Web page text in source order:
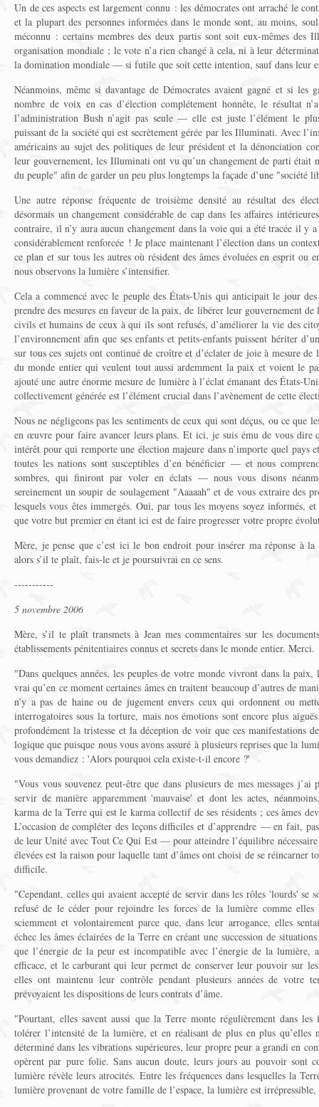
Un de ces aspects est largement connu : les démocrates ont arraché le
et la plupart des personnes informées dans le monde sont, au moins,
méconnu : certains membres des deux partis sont soit eux-mêmes des
organisation mondiale ; le vote n’a rien changé à cela, ni à leur
la domination mondiale — si futile que soit cette intention, sauf dans leur
Néanmoins, même si davantage de Démocrates avaient gagné et si les
nombre de voix en cas d’élection complétement honnête, le résultat
l’administration Bush n’agit pas seule — elle est juste l’élément le
puissant de la société qui est secrètement gérée par les Illuminati. Avec
américains au sujet des politiques de leur président et la dénonciation
leur gouvernement, les Illuminati ont vu qu’un changement de parti était
du peuple" afin de garder un peu plus longtemps la façade d’une "société
Une autre réponse fréquente de troisième densité au résultat des
désormais un changement considérable de cap dans les affaires
contraire, il n’y aura aucun changement dans la voie qui a été tracée il y
considérablement renforcée ! Je place maintenant l’élection dans un
ce plan et sur tous les autres où résident des âmes évoluées en esprit
nous observons la lumière s’intensifier.
Cela a commencé avec le peuple des États-Unis qui anticipait le jour
prendre des mesures en faveur de la paix, de libérer leur gouvernement
civils et humains de ceux à qui ils sont refusés, d’améliorer la vie des
l’environnement afin que ses enfants et petits-enfants puissent hériter
sur tous ces sujets ont continué de croître et d’éclater de joie à mesure de
du monde entier qui veulent tout aussi ardemment la paix et voient le
ajouté une autre énorme mesure de lumière à l’éclat émanant des États-
collectivement générée est l’élément crucial dans l’avènement de cette
Nous ne négligeons pas les sentiments de ceux qui sont déçus, ou ce que
en œuvre pour faire avancer leurs plans. Et ici, je suis ému de vous dire
intérêt pour qui remporte une élection majeure dans n’importe quel pays
toutes les nations sont susceptibles d’en bénéficier — et nous
sombres, qui finiront par voler en éclats — nous vous disons
sereinement un soupir de soulagement "Aaaaah" et de vous extraire des
lesquels vous êtes immergés. Oui, par tous les moyens soyez informés,
que votre but premier en étant ici est de faire progresser votre propre
Mère, je pense que c’est ici le bon endroit pour insérer ma réponse à la
alors s’il te plaît, fais-le et je poursuivrai en ce sens.
-----------
5 novembre 2006
Mère, s’il te plaît transmets à Jean mes commentaires sur les
établissements pénitentiaires connus et secrets dans le monde entier. Merci.
"Dans quelques années, les peuples de votre monde vivront dans la
vrai qu’en ce moment certaines âmes en traitent beaucoup d’autres de
n’y a pas de haine ou de jugement envers ceux qui ordonnent ou
interrogatoires sous la torture, mais nos émotions sont encore plus
profondément la tristesse et la déception de voir que ces manifestations
logique que puisque nous vous avons assuré à plusieurs reprises que la
vous demandiez : 'Alors pourquoi cela existe-t-il encore ?'
"Vous vous souvenez peut-être que dans plusieurs de mes messages
servir de manière apparemment 'mauvaise' et dont les actes,
karma de la Terre qui est le karma collectif de ses résidents ; ces âmes
L’occasion de compléter des leçons difficiles et d’apprendre — en fait,
de leur Unité avec Tout Ce Qui Est — pour atteindre l’équilibre nécessaire
élevées est la raison pour laquelle tant d’âmes ont choisi de se réincarner
difficile.
"Cependant, celles qui avaient accepté de servir dans les rôles 'lourds' se
refusé de le céder pour rejoindre les forces de la lumière comme elles
sciemment et volontairement parce que, dans leur arrogance, elles
échec les âmes éclairées de la Terre en créant une succession de
que l’énergie de la peur est incompatible avec l’énergie de la
efficace, et le carburant qui leur permet de conserver leur pouvoir sur
elles ont maintenu leur contrôle pendant plusieurs années de votre
prévoyaient les dispositions de leurs contrats d’âme.
"Pourtant, elles savent aussi que la Terre monte régulièrement dans les
tolérer l’intensité de la lumière, et en réalisant de plus en plus qu’elles
déterminé dans les vibrations supérieures, leur propre peur a grandi en
opèrent par pure folie. Sans aucun doute, leurs jours au pouvoir sont
lumière révèle leurs atrocités. Entre les fréquences dans lesquelles la
lumière provenant de votre famille de l’espace, la lumière est